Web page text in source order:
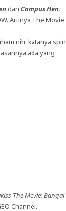
dan Campus Hen.
Artinya The Movie
nih, katanya spin
ada yang
The Movie: Bangai
Channel.